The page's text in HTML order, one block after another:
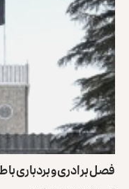
فصل برادری و بردباری با